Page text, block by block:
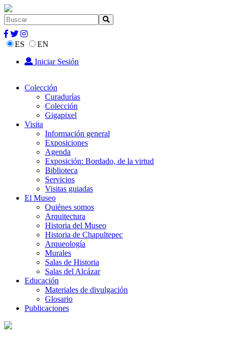
ES
EN
Iniciar Sesión
Colección
Curadurías
Colección
Gigapixel
Visita
Información general
Exposiciones
Agenda
Exposición: Bordado, de la virtud
Biblioteca
Servicios
Visitas guiadas
El Museo
Quiénes somos
Arquitectura
Historia del Museo
Historia de Chapultepec
Arqueología
Murales
Salas de Historia
Salas del Alcázar
Educación
Materiales de divulgación
Glosario
Publicaciones